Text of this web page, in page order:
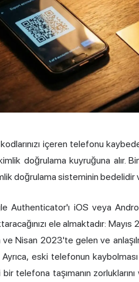
içeren telefonu
doğrulama kuyruğuna alır.
doğrulama sisteminin
Authenticator'ı iOS veya
ele almaktadır:
Nisan 2023'te gelen ve
eski telefonun
bir telefona taşımanın